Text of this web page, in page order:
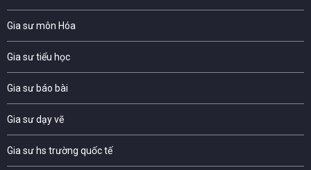
Gia sư môn Hóa
Gia sư tiểu học
Gia sư báo bài
Gia sư dạy vẽ
Gia sư hs trường quốc tế